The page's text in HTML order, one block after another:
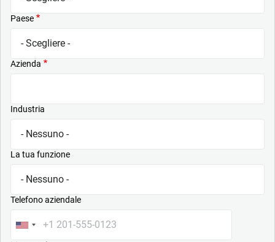
Paese
Azienda
Industria
La tua funzione
Telefono aziendale